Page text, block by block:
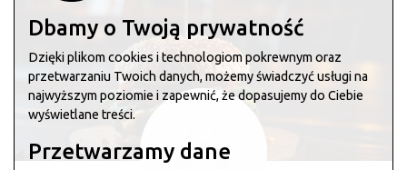
Dbamy o Twoją prywatność
Dzięki plikom cookies i technologiom pokrewnym oraz
przetwarzaniu Twoich danych, możemy świadczyć usługi na
najwyższym poziomie i zapewnić, że dopasujemy do Ciebie
wyświetlane treści.
Przetwarzamy dane